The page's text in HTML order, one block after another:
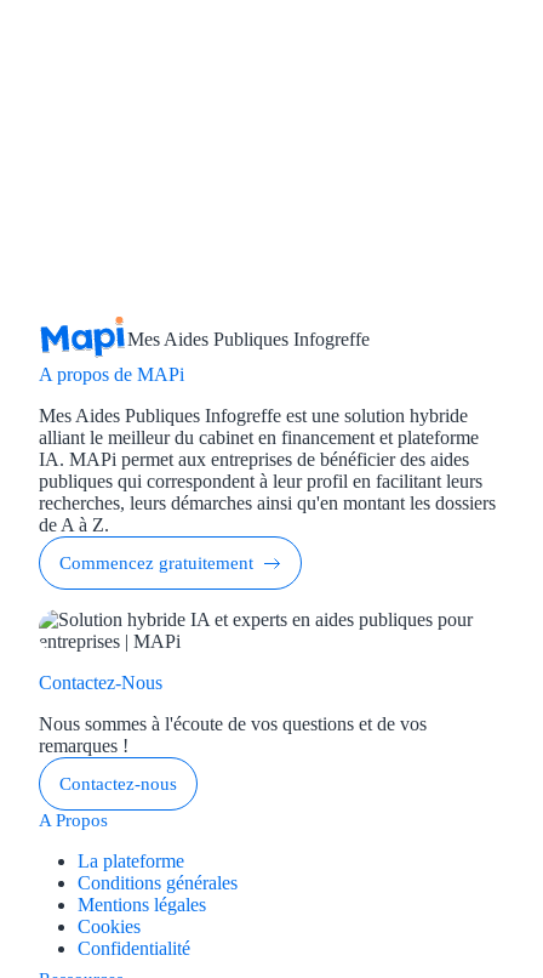
Accompagnement
Ressources
Mes Aides Publiques Infogreffe
A propos de MAPi
Mes Aides Publiques Infogreffe est une solution hybride
alliant le meilleur du cabinet en financement et plateforme
IA. MAPi permet aux entreprises de bénéficier des aides
publiques qui correspondent à leur profil en facilitant leurs
recherches, leurs démarches ainsi qu'en montant les dossiers
de A à Z.
Commencez gratuitement
Contactez-Nous
Nous sommes à l'écoute de vos questions et de vos
remarques !
Contactez-nous
A Propos
La plateforme
Conditions générales
Mentions légales
Cookies
Confidentialité